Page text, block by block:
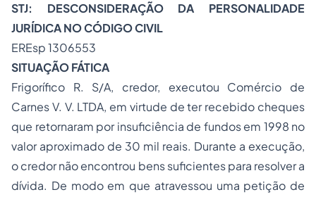
STJ: DESCONSIDERAÇÃO DA PERSONALIDADE
JURÍDICA NO CÓDIGO CIVIL
EREsp 1306553
SITUAÇÃO FÁTICA
Frigorífico R. S/A, credor, executou Comércio de
Carnes V. V. LTDA, em virtude de ter recebido cheques
que retornaram por insuficiência de fundos em 1998 no
valor aproximado de 30 mil reais. Durante a execução,
o credor não encontrou bens suficientes para resolver a
dívida. De modo em que atravessou uma petição de